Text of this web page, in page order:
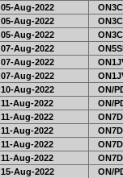
05-Aug-2022
05-Aug-2022
05-Aug-2022
07-Aug-2022
07-Aug-2022
07-Aug-2022
10-Aug-2022
ON/
11-Aug-2022
ON/
11-Aug-2022
11-Aug-2022
11-Aug-2022
11-Aug-2022
15-Aug-2022
ON/